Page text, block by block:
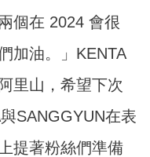
個在 2024 會很
加油。」KENTA
里山，希望下次
SANGGYUN在表
提著粉絲們準備